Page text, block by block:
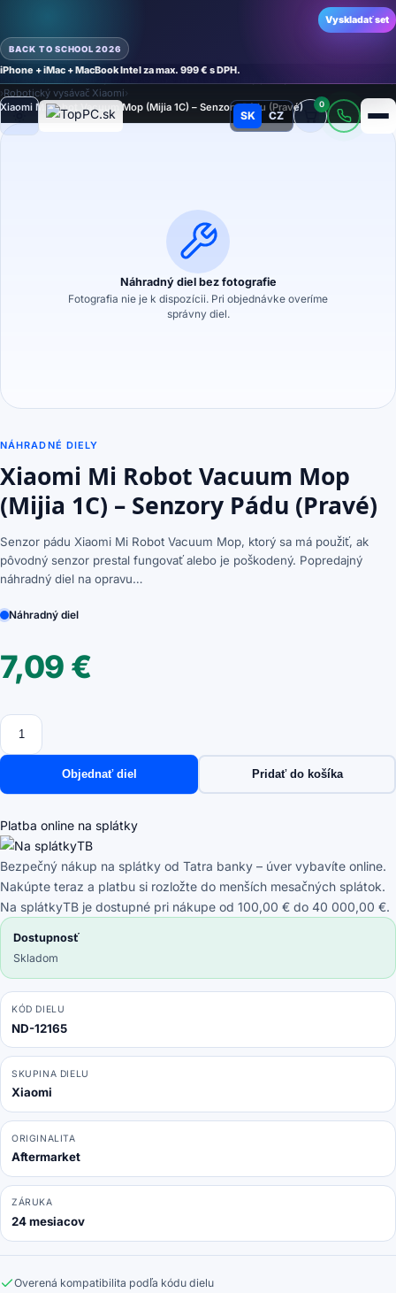
BACK TO SCHOOL 2026
iPhone + iMac + MacBook Intel za max. 999 € s DPH.
Vyskladať set
Režim
SK CZ
0
›Robotický vysávač Xiaomi›
Xiaomi Mi Robot Vacuum Mop (Mijia 1C) – Senzory Pádu (Pravé)
Náhradný diel bez fotografie
Fotografia nie je k dispozícii. Pri objednávke overíme
správny diel.
NÁHRADNÉ DIELY
Xiaomi Mi Robot Vacuum Mop
(Mijia 1C) – Senzory Pádu (Pravé)
Senzor pádu Xiaomi Mi Robot Vacuum Mop, ktorý sa má použiť, ak
pôvodný senzor prestal fungovať alebo je poškodený. Popredajný
náhradný diel na opravu…
Náhradný diel
7,09 €
Množstvo
množstvo
Xiaomi
Mi
Robot
Mop
(Mijia
1C)
-
Senzory
Pádu
(Pravé)
Objednať diel Pridať do košíka
Platba online na splátky
Bezpečný nákup na splátky od Tatra banky – úver vybavíte online.
Nakúpte teraz a platbu si rozložte do menších mesačných splátok.
Na splátkyTB je dostupné pri nákupe od 100,00 € do 40 000,00 €.
Dostupnosť
Skladom
KÓD DIELU
ND-12165
SKUPINA DIELU
Xiaomi
ORIGINALITA
Aftermarket
ZÁRUKA
24 mesiacov
Overená kompatibilita podľa kódu dielu